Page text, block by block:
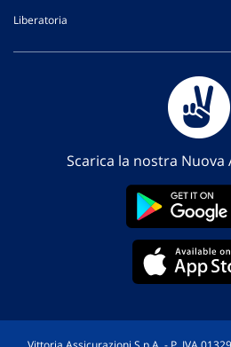
Liberatoria
Scarica la nostra Nuova
Vittoria Assicurazioni S.p.A. - P. IVA